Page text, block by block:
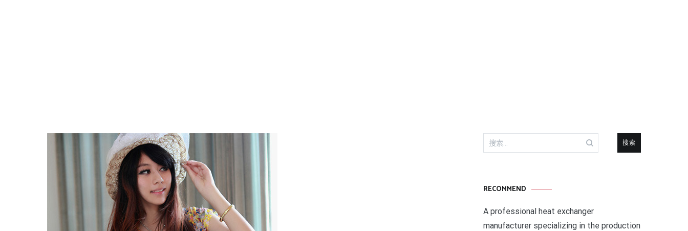
搜
索：
RECOMMEND
A professional heat exchanger
manufacturer specializing in the production